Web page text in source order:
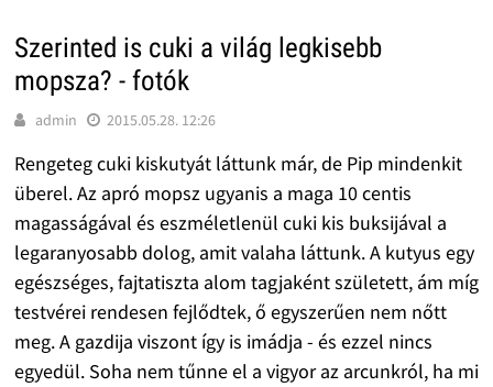
Szerinted is cuki a világ legkisebb
mopsza? - fotók
admin 2015.05.28. 12:26
Rengeteg cuki kiskutyát láttunk már, de Pip mindenkit
überel. Az apró mopsz ugyanis a maga 10 centis
magasságával és eszméletlenül cuki kis buksijával a
legaranyosabb dolog, amit valaha láttunk. A kutyus egy
egészséges, fajtatiszta alom tagjaként született, ám míg
testvérei rendesen fejlődtek, ő egyszerűen nem nőtt
meg. A gazdija viszont így is imádja - és ezzel nincs
egyedül. Soha nem tűnne el a vigyor az arcunkról, ha mi